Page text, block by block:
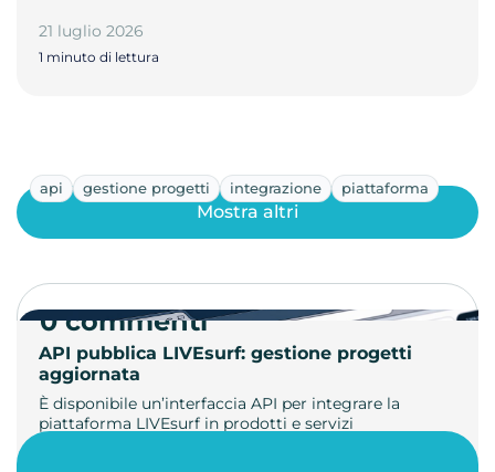
21 luglio 2026
1 minuto di lettura
api gestione progetti integrazione piattaforma
API pubblica LIVEsurf: gestione progetti
aggiornata
È disponibile un’interfaccia API per integrare la
piattaforma LIVEsurf in prodotti e servizi
Mostra altri
0 commenti